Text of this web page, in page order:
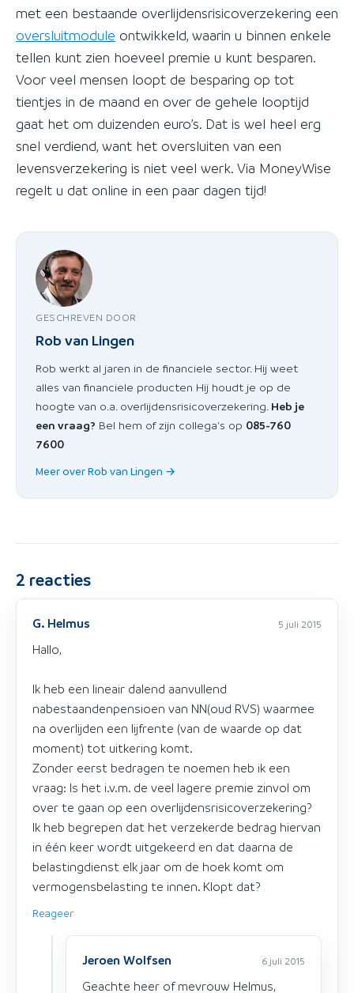
met een bestaande overlijdensrisicoverzekering een
oversluitmodule ontwikkeld, waarin u binnen enkele
tellen kunt zien hoeveel premie u kunt besparen.
Voor veel mensen loopt de besparing op tot
tientjes in de maand en over de gehele looptijd
gaat het om duizenden euro’s. Dat is wel heel erg
snel verdiend, want het oversluiten van een
levensverzekering is niet veel werk. Via MoneyWise
regelt u dat online in een paar dagen tijd!
GESCHREVEN DOOR
Rob van Lingen
Rob werkt al jaren in de financiele sector. Hij weet
alles van financiele producten Hij houdt je op de
hoogte van o.a. overlijdensrisicoverzekering. Heb je
een vraag? Bel hem of zijn collega's op 085-760
7600
Meer over Rob van Lingen →
2 reacties
G. Helmus 5 juli 2015
Hallo,
Ik heb een lineair dalend aanvullend
nabestaandenpensioen van NN(oud RVS) waarmee
na overlijden een lijfrente (van de waarde op dat
moment) tot uitkering komt.
Zonder eerst bedragen te noemen heb ik een
vraag: Is het i.v.m. de veel lagere premie zinvol om
over te gaan op een overlijdensrisicoverzekering?
Ik heb begrepen dat het verzekerde bedrag hiervan
in één keer wordt uitgekeerd en dat daarna de
belastingdienst elk jaar om de hoek komt om
vermogensbelasting te innen. Klopt dat?
Reageer
Jeroen Wolfsen 6 juli 2015
Geachte heer of mevrouw Helmus,